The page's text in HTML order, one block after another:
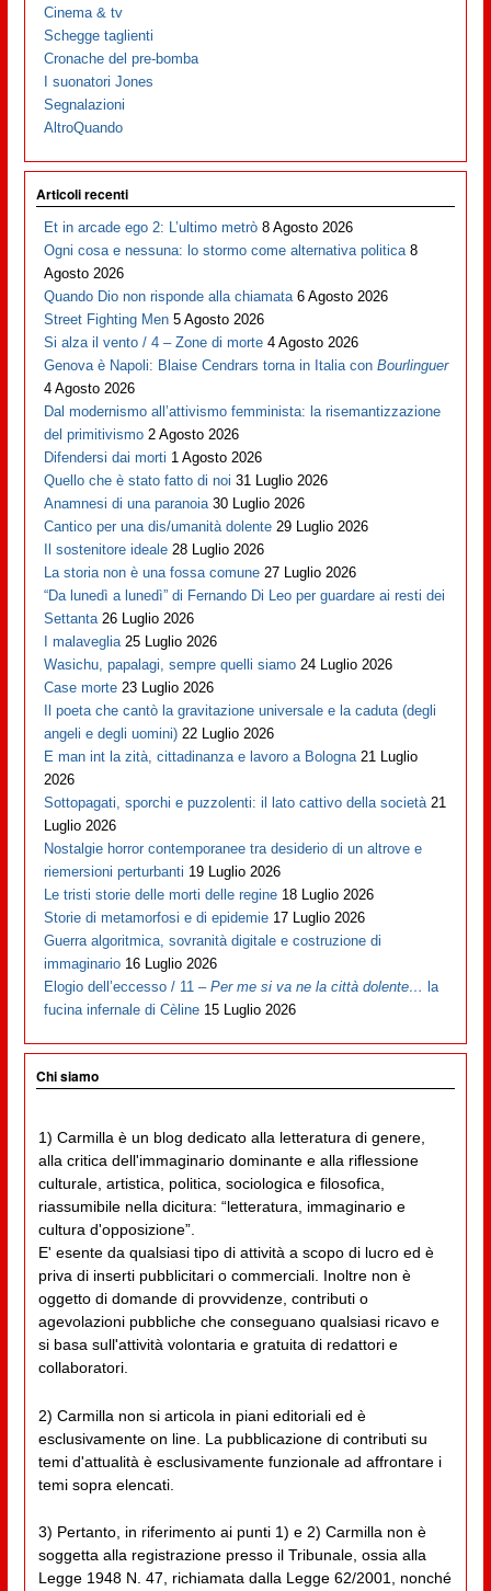
Cinema & tv
Schegge taglienti
Cronache del pre-bomba
I suonatori Jones
Segnalazioni
AltroQuando
Articoli recenti
Et in arcade ego 2: L’ultimo metrò 8 Agosto 2026
Ogni cosa e nessuna: lo stormo come alternativa politica 8
Agosto 2026
Quando Dio non risponde alla chiamata 6 Agosto 2026
Street Fighting Men 5 Agosto 2026
Si alza il vento / 4 – Zone di morte 4 Agosto 2026
Genova è Napoli: Blaise Cendrars torna in Italia conBourlinguer
4 Agosto 2026
Dal modernismo all’attivismo femminista: la risemantizzazione
del primitivismo 2 Agosto 2026
Difendersi dai morti 1 Agosto 2026
Quello che è stato fatto di noi 31 Luglio 2026
Anamnesi di una paranoia 30 Luglio 2026
Cantico per una dis/umanità dolente 29 Luglio 2026
Il sostenitore ideale 28 Luglio 2026
La storia non è una fossa comune 27 Luglio 2026
“Da lunedì a lunedì” di Fernando Di Leo per guardare ai resti dei
Settanta 26 Luglio 2026
I malaveglia 25 Luglio 2026
Wasichu, papalagi, sempre quelli siamo 24 Luglio 2026
Case morte 23 Luglio 2026
Il poeta che cantò la gravitazione universale e la caduta (degli
angeli e degli uomini) 22 Luglio 2026
E man int la zità, cittadinanza e lavoro a Bologna 21 Luglio
2026
Sottopagati, sporchi e puzzolenti: il lato cattivo della società 21
Luglio 2026
Nostalgie horror contemporanee tra desiderio di un altrove e
riemersioni perturbanti 19 Luglio 2026
Le tristi storie delle morti delle regine 18 Luglio 2026
Storie di metamorfosi e di epidemie 17 Luglio 2026
Guerra algoritmica, sovranità digitale e costruzione di
immaginario 16 Luglio 2026
Elogio dell’eccesso / 11 –Per me si va ne la città dolente… la
fucina infernale di Cèline 15 Luglio 2026
Chi siamo
1) Carmilla è un blog dedicato alla letteratura di genere,
alla critica dell'immaginario dominante e alla riflessione
culturale, artistica, politica, sociologica e filosofica,
riassumibile nella dicitura: “letteratura, immaginario e
cultura d'opposizione”.
E' esente da qualsiasi tipo di attività a scopo di lucro ed è
priva di inserti pubblicitari o commerciali. Inoltre non è
oggetto di domande di provvidenze, contributi o
agevolazioni pubbliche che conseguano qualsiasi ricavo e
si basa sull'attività volontaria e gratuita di redattori e
collaboratori.
2) Carmilla non si articola in piani editoriali ed è
esclusivamente on line. La pubblicazione di contributi su
temi d'attualità è esclusivamente funzionale ad affrontare i
temi sopra elencati.
3) Pertanto, in riferimento ai punti 1) e 2) Carmilla non è
soggetta alla registrazione presso il Tribunale, ossia alla
Legge 1948 N. 47, richiamata dalla Legge 62/2001, nonché